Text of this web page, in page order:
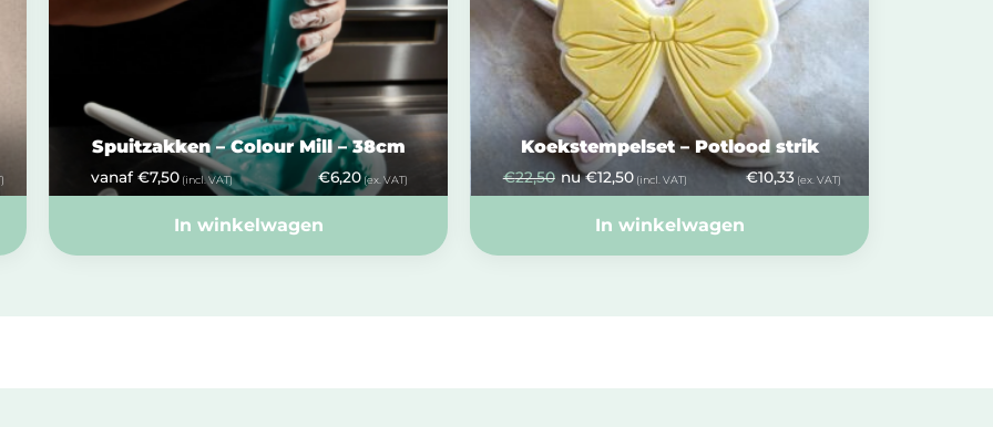
Spuitzakken – Colour Mill – 38cm
vanaf €7,50(incl. VAT) €6,20(ex. VAT)
In winkelwagen
Koekstempelset – Potlood strik
€22,50 nu €12,50(incl. VAT) €10,33 (ex. VAT)
In winkelwagen